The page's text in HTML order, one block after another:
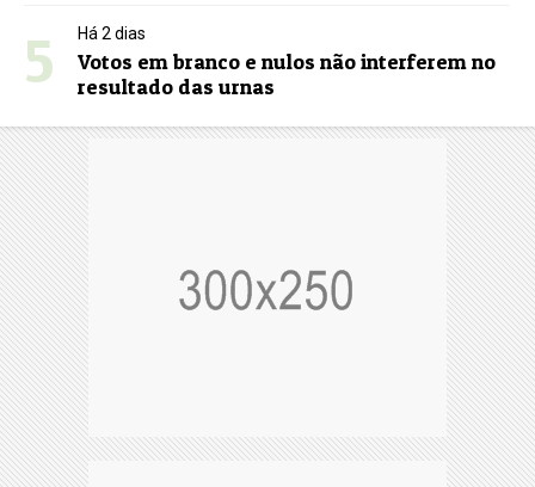
5 Há 2 dias
Votos em branco e nulos não interferem no
resultado das urnas